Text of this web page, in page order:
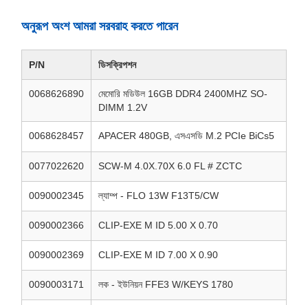
অনুরূপ অংশ আমরা সরবরাহ করতে পারেন
P/N ডিসক্রিপশন
0068626890
মেমোরি মডিউল 16GB DDR4 2400MHZ SO-
DIMM 1.2V
0068628457 APACER 480GB, এসএসডি M.2 PCIe BiCs5
0077022620 SCW-M 4.0X.70X 6.0 FL # ZCTC
0090002345 ল্যাম্প - FLO 13W F13T5/CW
0090002366 CLIP-EXE M ID 5.00 X 0.70
0090002369 CLIP-EXE M ID 7.00 X 0.90
0090003171 লক - ইউনিয়ন FFE3 W/KEYS 1780